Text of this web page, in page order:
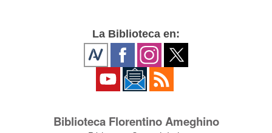
La Biblioteca en:
Biblioteca Florentino Ameghino